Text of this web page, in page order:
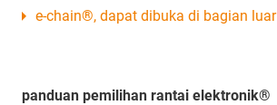
e-chain®, dapat dibuka di bagian luar
panduan pemilihan rantai elektronik®